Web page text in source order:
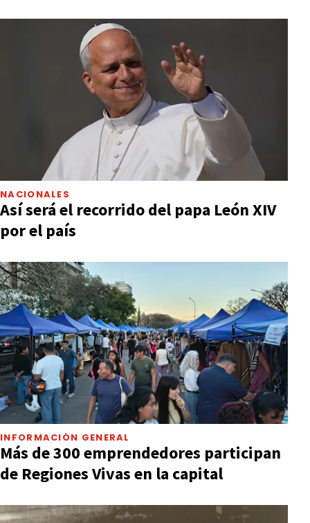
NACIONALES
Así será el recorrido del papa León XIV
por el país
INFORMACIÓN GENERAL
Más de 300 emprendedores participan
de Regiones Vivas en la capital